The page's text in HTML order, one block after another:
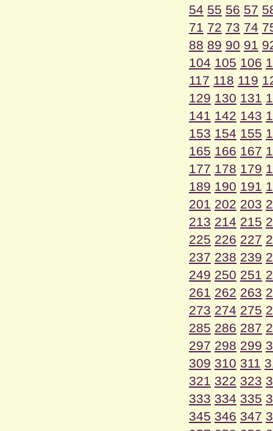
54 55 56 57
71 72 73 74
88 89 90 91
104 105 106
117 118 119
129 130 131
141 142 143
153 154 155
165 166 167
177 178 179
189 190 191
201 202 203
213 214 215
225 226 227
237 238 239
249 250 251
261 262 263
273 274 275
285 286 287
297 298 299
309 310 311
321 322 323
333 334 335
345 346 347